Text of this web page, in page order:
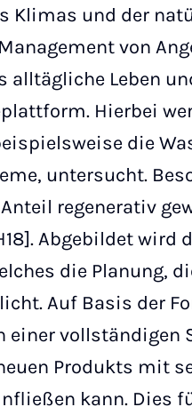
Klimas und der
von
alltägliche Leben
Hierbei
die
untersucht.
regenerativ
Abgebildet
die Planung,
Auf Basis der
einer vollständigen
Produkts mit
kann. Dies